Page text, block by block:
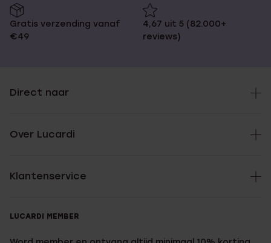
Gratis verzending vanaf
€49
4,67 uit 5 (82.000+
reviews)
Direct naar
Over Lucardi
Klantenservice
LUCARDI MEMBER